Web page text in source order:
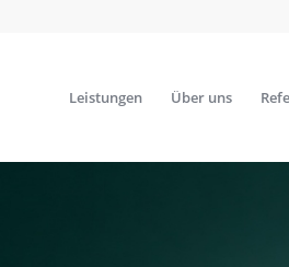
Leistungen Über uns